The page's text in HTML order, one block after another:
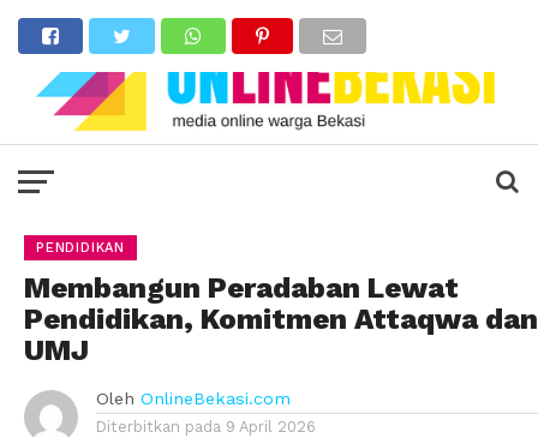
PENDIDIKAN
Membangun Peradaban Lewat
Pendidikan, Komitmen Attaqwa dan
UMJ
Oleh OnlineBekasi.com
Diterbitkan pada 9 April 2026